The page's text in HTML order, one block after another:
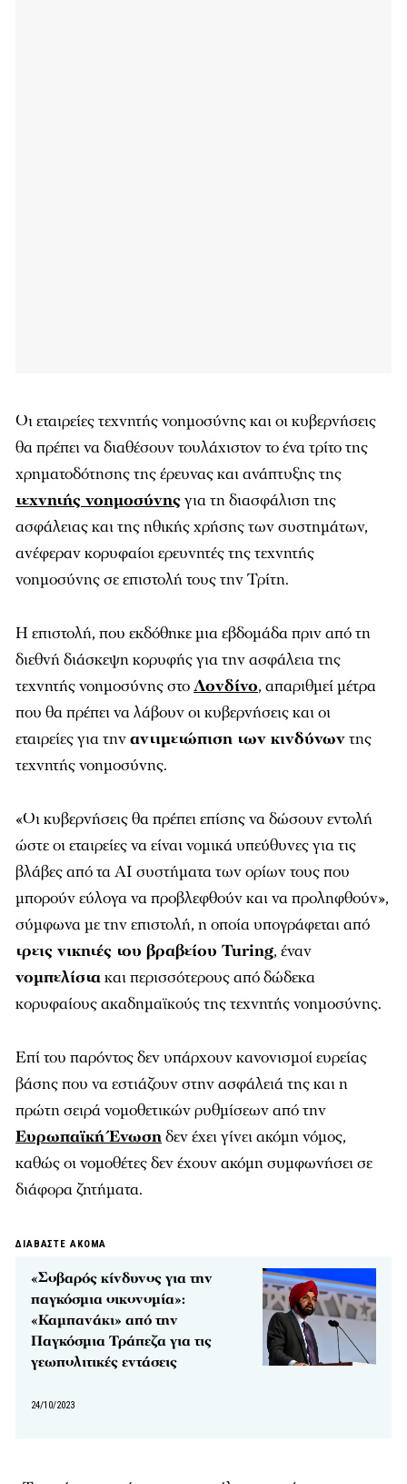
Οι εταιρείες τεχνητής νοημοσύνης και οι κυβερνήσεις
θα πρέπει να διαθέσουν τουλάχιστον το ένα τρίτο της
χρηματοδότησης της έρευνας και ανάπτυξης της
τεχνητής νοημοσύνηςγια τη διασφάλιση της
ασφάλειας και της ηθικής χρήσης των συστημάτων,
ανέφεραν κορυφαίοι ερευνητές της τεχνητής
νοημοσύνης σε επιστολή τους την Τρίτη.
Η επιστολή, που εκδόθηκε μια εβδομάδα πριν από τη
διεθνή διάσκεψη κορυφής για την ασφάλεια της
τεχνητής νοημοσύνης στοΛονδίνο, απαριθμεί μέτρα
που θα πρέπει να λάβουν οι κυβερνήσεις και οι
εταιρείες για τηναντιμετώπιση των κινδύνωντης
τεχνητής νοημοσύνης.
«Οι κυβερνήσεις θα πρέπει επίσης να δώσουν εντολή
ώστε οι εταιρείες να είναι νομικά υπεύθυνες για τις
βλάβες από τα AI συστήματα των ορίων τους που
μπορούν εύλογα να προβλεφθούν και να προληφθούν»,
σύμφωνα με την επιστολή, η οποία υπογράφεται από
τρεις νικητές του βραβείου Turing, έναν
νομπελίστακαι περισσότερους από δώδεκα
κορυφαίους ακαδημαϊκούς της τεχνητής νοημοσύνης.
Επί του παρόντος δεν υπάρχουν κανονισμοί ευρείας
βάσης που να εστιάζουν στην ασφάλειά της και η
πρώτη σειρά νομοθετικών ρυθμίσεων από την
Ευρωπαϊκή Ένωσηδεν έχει γίνει ακόμη νόμος,
καθώς οι νομοθέτες δεν έχουν ακόμη συμφωνήσει σε
διάφορα ζητήματα.
ΔΙΑΒΑΣΤΕ ΑΚΟΜΑ
«Σοβαρός κίνδυνος για την
παγκόσμια οικονομία»:
«Καμπανάκι» από την
Παγκόσμια Τράπεζα για τις
γεωπολιτικές εντάσεις
24/10/2023